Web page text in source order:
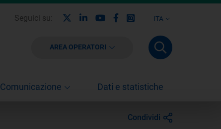
ITA
Seguici su: LinkedinYoutubeFacebook
Instagram
AREA OPERATORI
Comunicazione Dati e statistiche
Condividi